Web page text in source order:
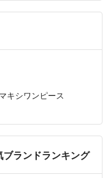
キシワンピース
ランドランキング